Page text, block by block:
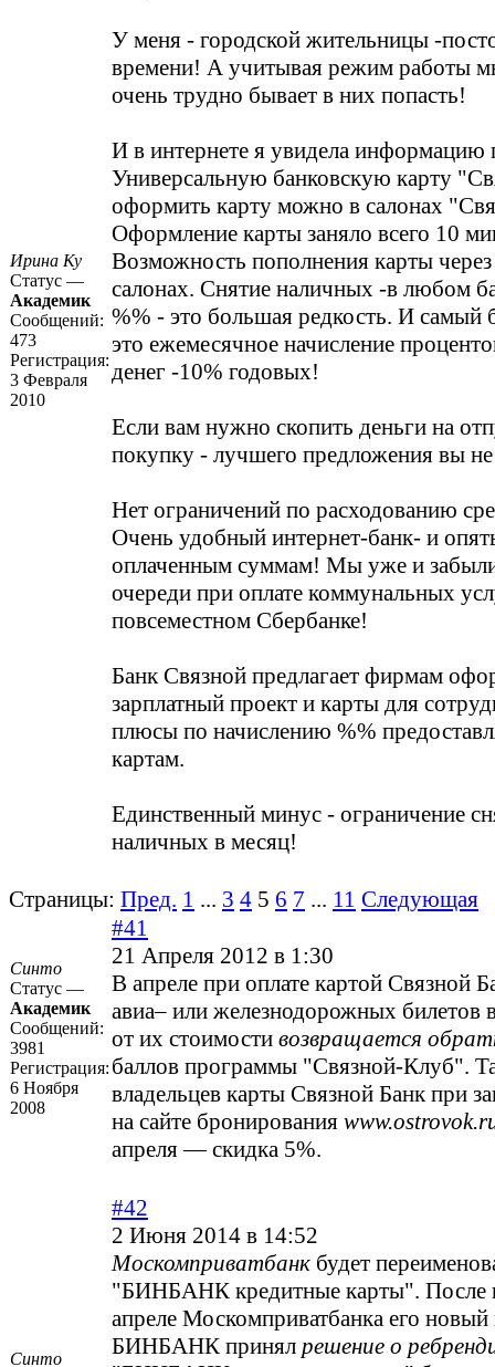
Ирина Ку
Статус —
Академик
Сообщений:
473
Регистрация:
3 Февраля
2010
У меня - городской жительницы -
времени! А учитывая режим работы
очень трудно бывает в них попасть!
И в интернете я увидела информацию
Универсальную банковскую карту
оформить карту можно в салонах
Оформление карты заняло всего 10
Возможность пополнения карты
салонах. Снятие наличных -в любом
%% - это большая редкость. И
это ежемесячное начисление
денег -10% годовых!
Если вам нужно скопить деньги на
покупку - лучшего предложения вы не
Нет ограничений по расходованию
Очень удобный интернет-банк- и
оплаченным суммам! Мы уже и забыли
очереди при оплате коммунальных
повсеместном Сбербанке!
Банк Связной предлагает фирмам
зарплатный проект и карты для
плюсы по начислению %%
картам.
Единственный минус - ограничение
наличных в месяц!
Страницы: Пред. 1 ... 3 4 5 6 7 ... 11 Следующая
Синто
Статус —
Академик
Сообщений:
3981
Регистрация:
6 Ноября
2008
#41
21 Апреля 2012 в 1:30
В апреле при оплате картой Связной
авиа– или железнодорожных билетов
от их стоимости возвращается
баллов программы "Связной-Клуб".
владельцев карты Связной Банк при
на сайте бронирования
апреля — скидка 5%.
Синто
#42
2 Июня 2014 в 14:52
Москомприватбанк будет
"БИНБАНК кредитные карты". После
апреле Москомприватбанка его новый
БИНБАНК принял решение о